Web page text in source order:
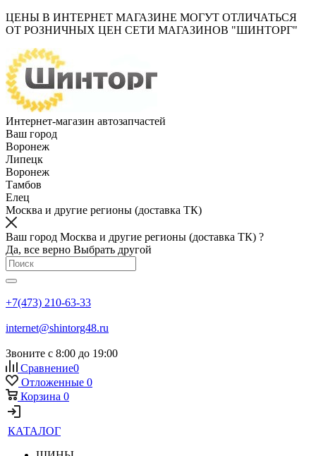
ЦЕНЫ В ИНТЕРНЕТ МАГАЗИНЕ МОГУТ ОТЛИЧАТЬСЯ
ОТ РОЗНИЧНЫХ ЦЕН СЕТИ МАГАЗИНОВ "ШИНТОРГ"
Интернет-магазин автозапчастей
Ваш город
Воронеж
Липецк
Воронеж
Тамбов
Елец
Москва и другие регионы (доставка ТК)
Ваш город Москва и другие регионы (доставка ТК) ?
Да, все верно Выбрать другой
+7(473) 210-63-33
internet@shintorg48.ru
Звоните с 8:00 до 19:00
Сравнение0
Отложенные 0
Корзина 0
КАТАЛОГ